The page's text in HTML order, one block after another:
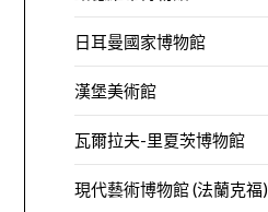
日耳曼國家博物館
漢堡美術館
瓦爾拉夫-里夏茨博物館
現代藝術博物館 (法蘭克福)